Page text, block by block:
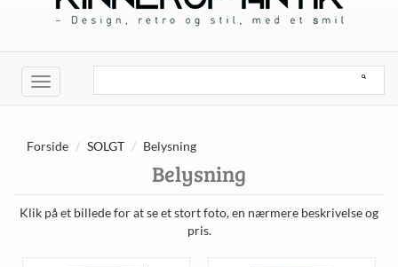
Toggle
navigation
Forside SOLGT Belysning
Belysning
Klik på et billede for at se et stort foto, en nærmere beskrivelse og
pris.